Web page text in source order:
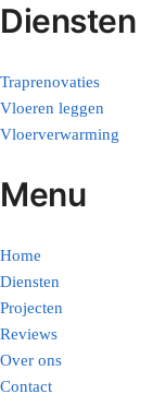
Diensten
Traprenovaties
Vloeren leggen
Vloerverwarming
Menu
Home
Diensten
Projecten
Reviews
Over ons
Contact